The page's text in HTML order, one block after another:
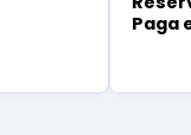
Paga